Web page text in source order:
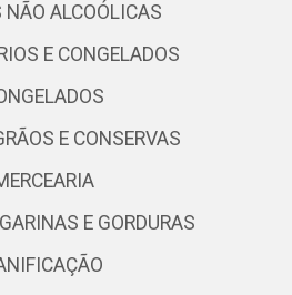
NÃO ALCOÓLICAS
E CONGELADOS
E CONSERVAS
E GORDURAS